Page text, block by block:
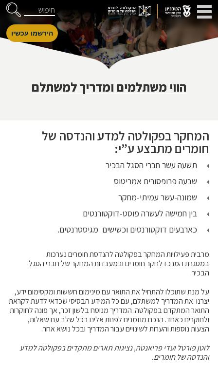
Skip to Content
דלג לניווט חיפוש
הירשמו עכשיו
הווי משתלמים ומדריך למשתלם
המחקר בפקולטה למדע והנדסה של
חומרים מתבצע ע”י:
תשעה עשר חברי הסגל הבכיר
שבעה פרופסורים אמריטוס
שמונה-עשר עמיתי-מחקר
בין חמישה לעשרה פוסט-דוקטורנטים
כארבעים דוקטורנטים וכשישים מגיסטרנטים.
מרבית פעילויות המחקר בפקולטה להנדסת חומרים נערכות
במסגרת המרכז לחקר חומרים ובמעבדות המחקר של חברי הסגל
הבכיר.
על מנת שתוכלו להתחיל את התואר עם מינימום חששות ומקסימום ידע,
יצרנו את המדריך למשתלם, עם כל המידע הבסיסי שכדאי לדעת לקראת
התואר המתקדם בפקולטה. המדריך מנוסח בלשון זכר, אך פונה לחוקרות
ולחוקרים כאחד. הנכם מוזמנים לפנות אלינו בכל שלב עם שאלות,
הצעות נוספות והערות לשינויים עבור המדריך ובכל נושא אחר.
לוטן פורטל ועדי פריאנטה, נציגות תארים מתקדים בפקולטה למדע
והנדסה של חומרים.